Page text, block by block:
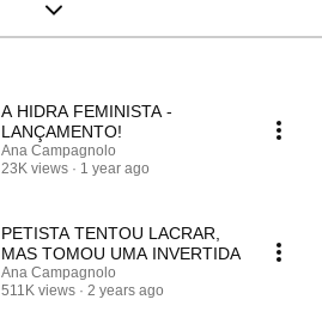
A HIDRA FEMINISTA -
LANÇAMENTO!
Ana Campagnolo
23K views
1 year ago
PETISTA TENTOU LACRAR,
MAS TOMOU UMA INVERTIDA
Ana Campagnolo
511K views
2 years ago